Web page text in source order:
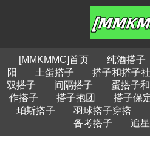
[MMKMMC]首页 纯酒搭子
阳
土蛋搭子 搭子和搭子
双搭子
间隔搭子 蛋搭子
作搭子
搭子抱团 搭子保
珀斯搭子
羽球搭子穿搭
备考搭子
追